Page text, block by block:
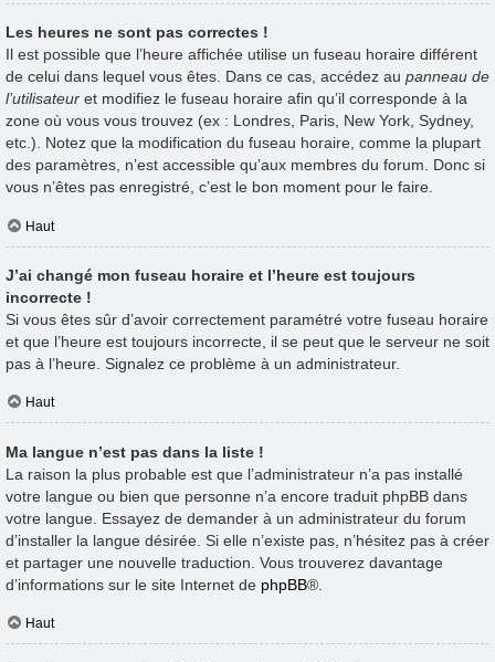
Les heures ne sont pas correctes !
Il est possible que l’heure affichée utilise un fuseau horaire différent
de celui dans lequel vous êtes. Dans ce cas, accédez au panneau de
l’utilisateur et modifiez le fuseau horaire afin qu’il corresponde à la
zone où vous vous trouvez (ex : Londres, Paris, New York, Sydney,
etc.). Notez que la modification du fuseau horaire, comme la plupart
des paramètres, n’est accessible qu’aux membres du forum. Donc si
vous n’êtes pas enregistré, c’est le bon moment pour le faire.
Haut
J’ai changé mon fuseau horaire et l’heure est toujours
incorrecte !
Si vous êtes sûr d’avoir correctement paramétré votre fuseau horaire
et que l’heure est toujours incorrecte, il se peut que le serveur ne soit
pas à l’heure. Signalez ce problème à un administrateur.
Haut
Ma langue n’est pas dans la liste !
La raison la plus probable est que l’administrateur n’a pas installé
votre langue ou bien que personne n’a encore traduit phpBB dans
votre langue. Essayez de demander à un administrateur du forum
d’installer la langue désirée. Si elle n’existe pas, n’hésitez pas à créer
et partager une nouvelle traduction. Vous trouverez davantage
d’informations sur le site Internet de phpBB®.
Haut